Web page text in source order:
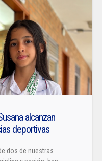
alcanzan
deportivas
dos de nuestras